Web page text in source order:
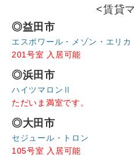
<賃貸
◎益田市
エスポワール・メゾン・エリカ
201号室 入居可能
◎浜田市
ハイツマロンⅡ
ただいま満室です。
◎大田市
セジュール・トロン
105号室 入居可能